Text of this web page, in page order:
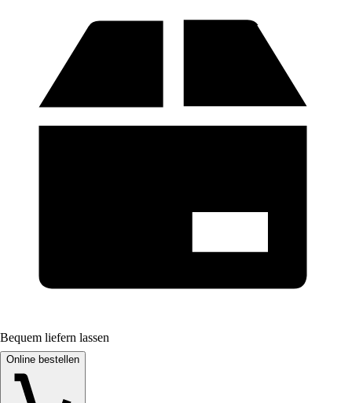
Bequem liefern lassen
Online bestellen